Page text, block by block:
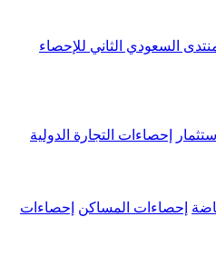
السعودي الثاني للإحصاء
إحصاءات التجارة الدولية
إحصاءات المساكن إحصاءات